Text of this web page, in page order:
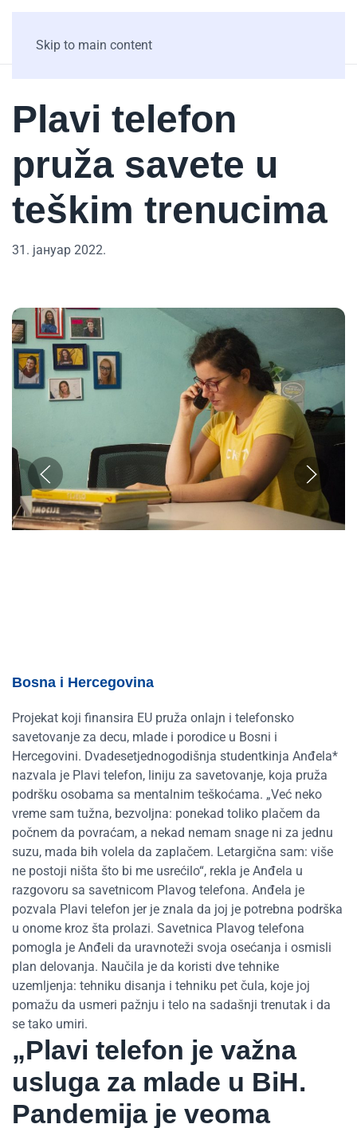
Skip to main content
Plavi telefon
pruža savete u
teškim trenucima
31. јануар 2022.
Bosna i Hercegovina
Projekat koji finansira EU pruža onlajn i telefonsko
savetovanje za decu, mlade i porodice u Bosni i
Hercegovini. Dvadesetjednogodišnja studentkinja Anđela*
nazvala je Plavi telefon, liniju za savetovanje, koja pruža
podršku osobama sa mentalnim teškoćama. „Već neko
vreme sam tužna, bezvoljna: ponekad toliko plačem da
počnem da povraćam, a nekad nemam snage ni za jednu
suzu, mada bih volela da zaplačem. Letargična sam: više
ne postoji ništa što bi me usrećilo“, rekla je Anđela u
razgovoru sa savetnicom Plavog telefona. Anđela je
pozvala Plavi telefon jer je znala da joj je potrebna podrška
u onome kroz šta prolazi. Savetnica Plavog telefona
pomogla je Anđeli da uravnoteži svoja osećanja i osmisli
plan delovanja. Naučila je da koristi dve tehnike
uzemljenja: tehniku disanja i tehniku pet čula, koje joj
pomažu da usmeri pažnju i telo na sadašnji trenutak i da
se tako umiri.
„Plavi telefon je važna
usluga za mlade u BiH.
Pandemija je veoma